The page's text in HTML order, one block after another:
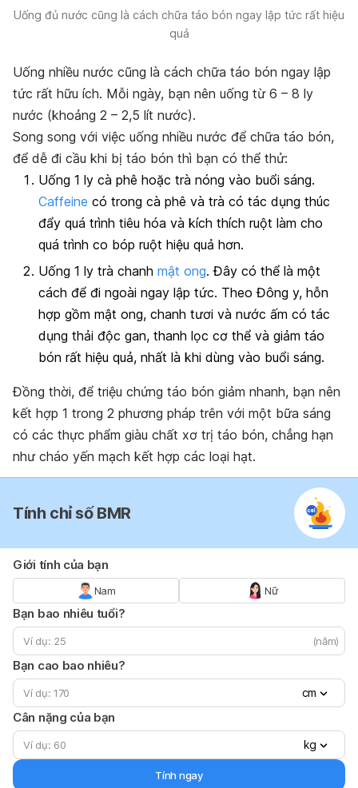
Uống đủ nước cũng là cách chữa táo bón ngay lập tức rất hiệu
quả
Uống nhiều nước cũng là cách chữa táo bón ngay lập
tức rất hữu ích. Mỗi ngày, bạn nên uống từ 6 – 8 ly
nước (khoảng 2 – 2,5 lít nước).
Song song với việc uống nhiều nước để chữa táo bón,
để dễ đi cầu khi bị táo bón thì bạn có thể thử:
Uống 1 ly cà phê hoặc trà nóng vào buổi sáng.
Caffeine có trong cà phê và trà có tác dụng thúc
đẩy quá trình tiêu hóa và kích thích ruột làm cho
quá trình co bóp ruột hiệu quả hơn.
Uống 1 ly trà chanh mật ong. Đây có thể là một
cách để đi ngoài ngay lập tức. Theo Đông y, hỗn
hợp gồm mật ong, chanh tươi và nước ấm có tác
dụng thải độc gan, thanh lọc cơ thể và giảm táo
bón rất hiệu quả, nhất là khi dùng vào buổi sáng.
Đồng thời, để triệu chứng táo bón giảm nhanh, bạn nên
kết hợp 1 trong 2 phương pháp trên với một bữa sáng
có các thực phẩm giàu chất xơ trị táo bón, chẳng hạn
như cháo yến mạch kết hợp các loại hạt.
Tính chỉ số BMR
Giới tính của bạn
Nam Nữ
Bạn bao nhiêu tuổi?
(năm)
Bạn cao bao nhiêu?
cm
Cân nặng của bạn
kg
Tính ngay